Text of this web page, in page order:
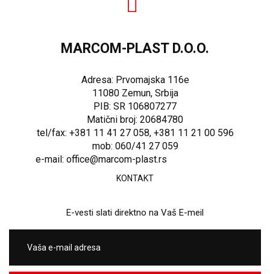
MARCOM-PLAST D.O.O.
Adresa: Prvomajska 116e
11080 Zemun, Srbija
PIB: SR 106807277
Matični broj: 20684780
tel/fax: +381 11 41 27 058, +381 11 21 00 596
mob: 060/41 27 059
e-mail: office@marcom-plast.rs
KONTAKT
E-vesti slati direktno na Vaš E-meil